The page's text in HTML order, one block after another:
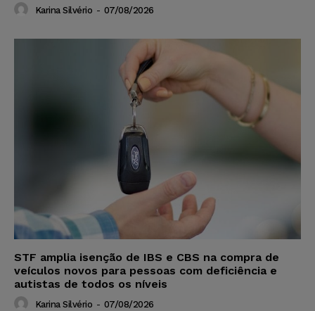
Karina Silvério - 07/08/2026
STF amplia isenção de IBS e CBS na compra de
veículos novos para pessoas com deficiência e
autistas de todos os níveis
Karina Silvério - 07/08/2026